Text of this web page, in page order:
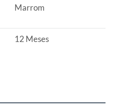
Marrom
12 Meses